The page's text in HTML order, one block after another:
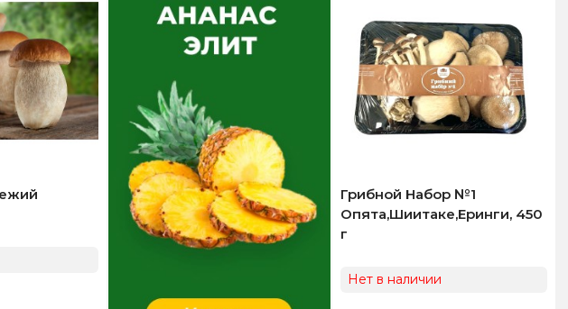
Грибной Набор №1
Опята,Шиитаке,Еринги, 450
г
Нет в наличии